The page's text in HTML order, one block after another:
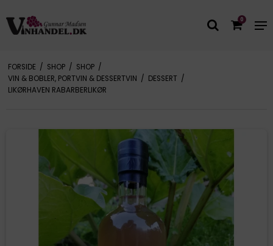
0
FORSIDE / SHOP / SHOP /
VIN & BOBLER, PORTVIN & DESSERTVIN / DESSERT /
LIKØRHAVEN RABARBERLIKØR